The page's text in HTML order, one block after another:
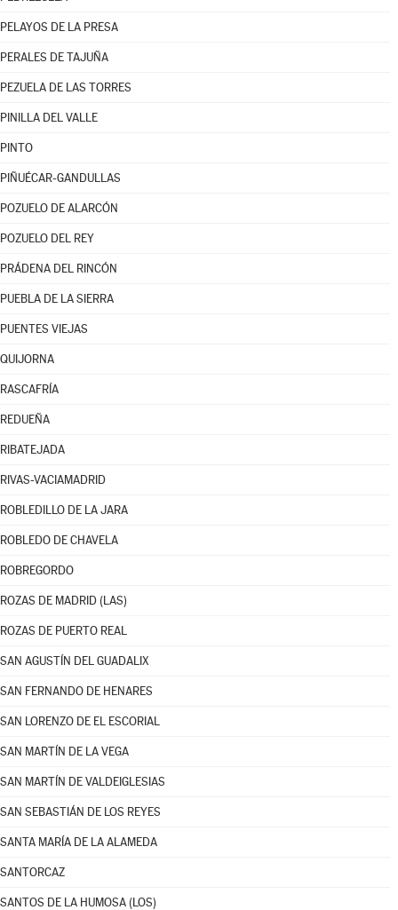
PELAYOS DE LA PRESA
PERALES DE TAJUÑA
PEZUELA DE LAS TORRES
PINILLA DEL VALLE
PINTO
PIÑUÉCAR-GANDULLAS
POZUELO DE ALARCÓN
POZUELO DEL REY
PRÁDENA DEL RINCÓN
PUEBLA DE LA SIERRA
PUENTES VIEJAS
QUIJORNA
RASCAFRÍA
REDUEÑA
RIBATEJADA
RIVAS-VACIAMADRID
ROBLEDILLO DE LA JARA
ROBLEDO DE CHAVELA
ROBREGORDO
ROZAS DE MADRID (LAS)
ROZAS DE PUERTO REAL
SAN AGUSTÍN DEL GUADALIX
SAN FERNANDO DE HENARES
SAN LORENZO DE EL ESCORIAL
SAN MARTÍN DE LA VEGA
SAN MARTÍN DE VALDEIGLESIAS
SAN SEBASTIÁN DE LOS REYES
SANTA MARÍA DE LA ALAMEDA
SANTORCAZ
SANTOS DE LA HUMOSA (LOS)